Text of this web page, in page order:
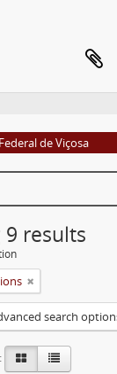
de Viçosa
9 results
search